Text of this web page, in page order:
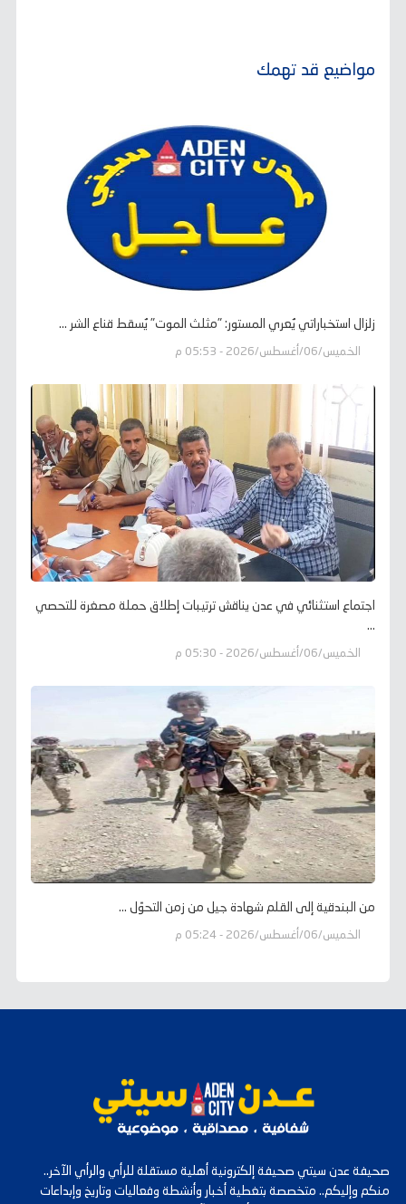
مواضيع قد تهمك
زلزال استخباراتي يُعري المستور: "مثلث الموت" يُسقط قناع الشر ...
الخميس/06/أغسطس/2026 - 05:53 م
اجتماع استثنائي في عدن يناقش ترتيبات إطلاق حملة مصغرة للتحصي
...
الخميس/06/أغسطس/2026 - 05:30 م
من البندقية إلى القلم شهادة جيل من زمن التحوّل ...
الخميس/06/أغسطس/2026 - 05:24 م
صحيفة عدن سيتي صحيفة إلكترونية أهلية مستقلة للرأي والرأي الآخر..
منكم وإليكم.. متخصصة بتغطية أخبار وأنشطة وفعاليات وتاريخ وإبداعات